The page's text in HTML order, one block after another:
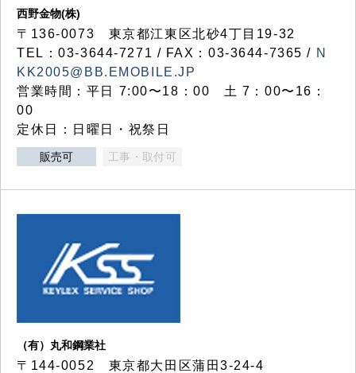
西野金物(株)
〒136-0073 東京都江東区北砂4丁目19-32
TEL：03‐3644‐7271 / FAX：03-3644-7365 / N
KK2005@BB.EMOBILE.JP
営業時間：平日 7:00〜18：00 土 7：00〜16：
00
定休日：日曜日・祝祭日
販売可 工事・取付可
（有）丸和鋼業社
〒144-0052 東京都大田区蒲田3-24-4